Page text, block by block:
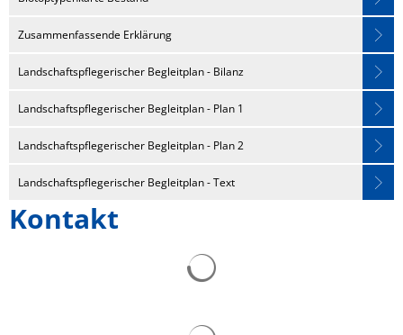
Zusammenfassende Erklärung
Landschaftspflegerischer Begleitplan - Bilanz
Landschaftspflegerischer Begleitplan - Plan 1
Landschaftspflegerischer Begleitplan - Plan 2
Landschaftspflegerischer Begleitplan - Text
Kontakt